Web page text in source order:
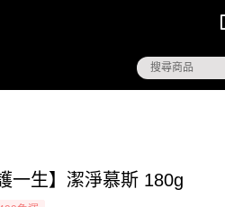
一生】潔淨慕斯 180g